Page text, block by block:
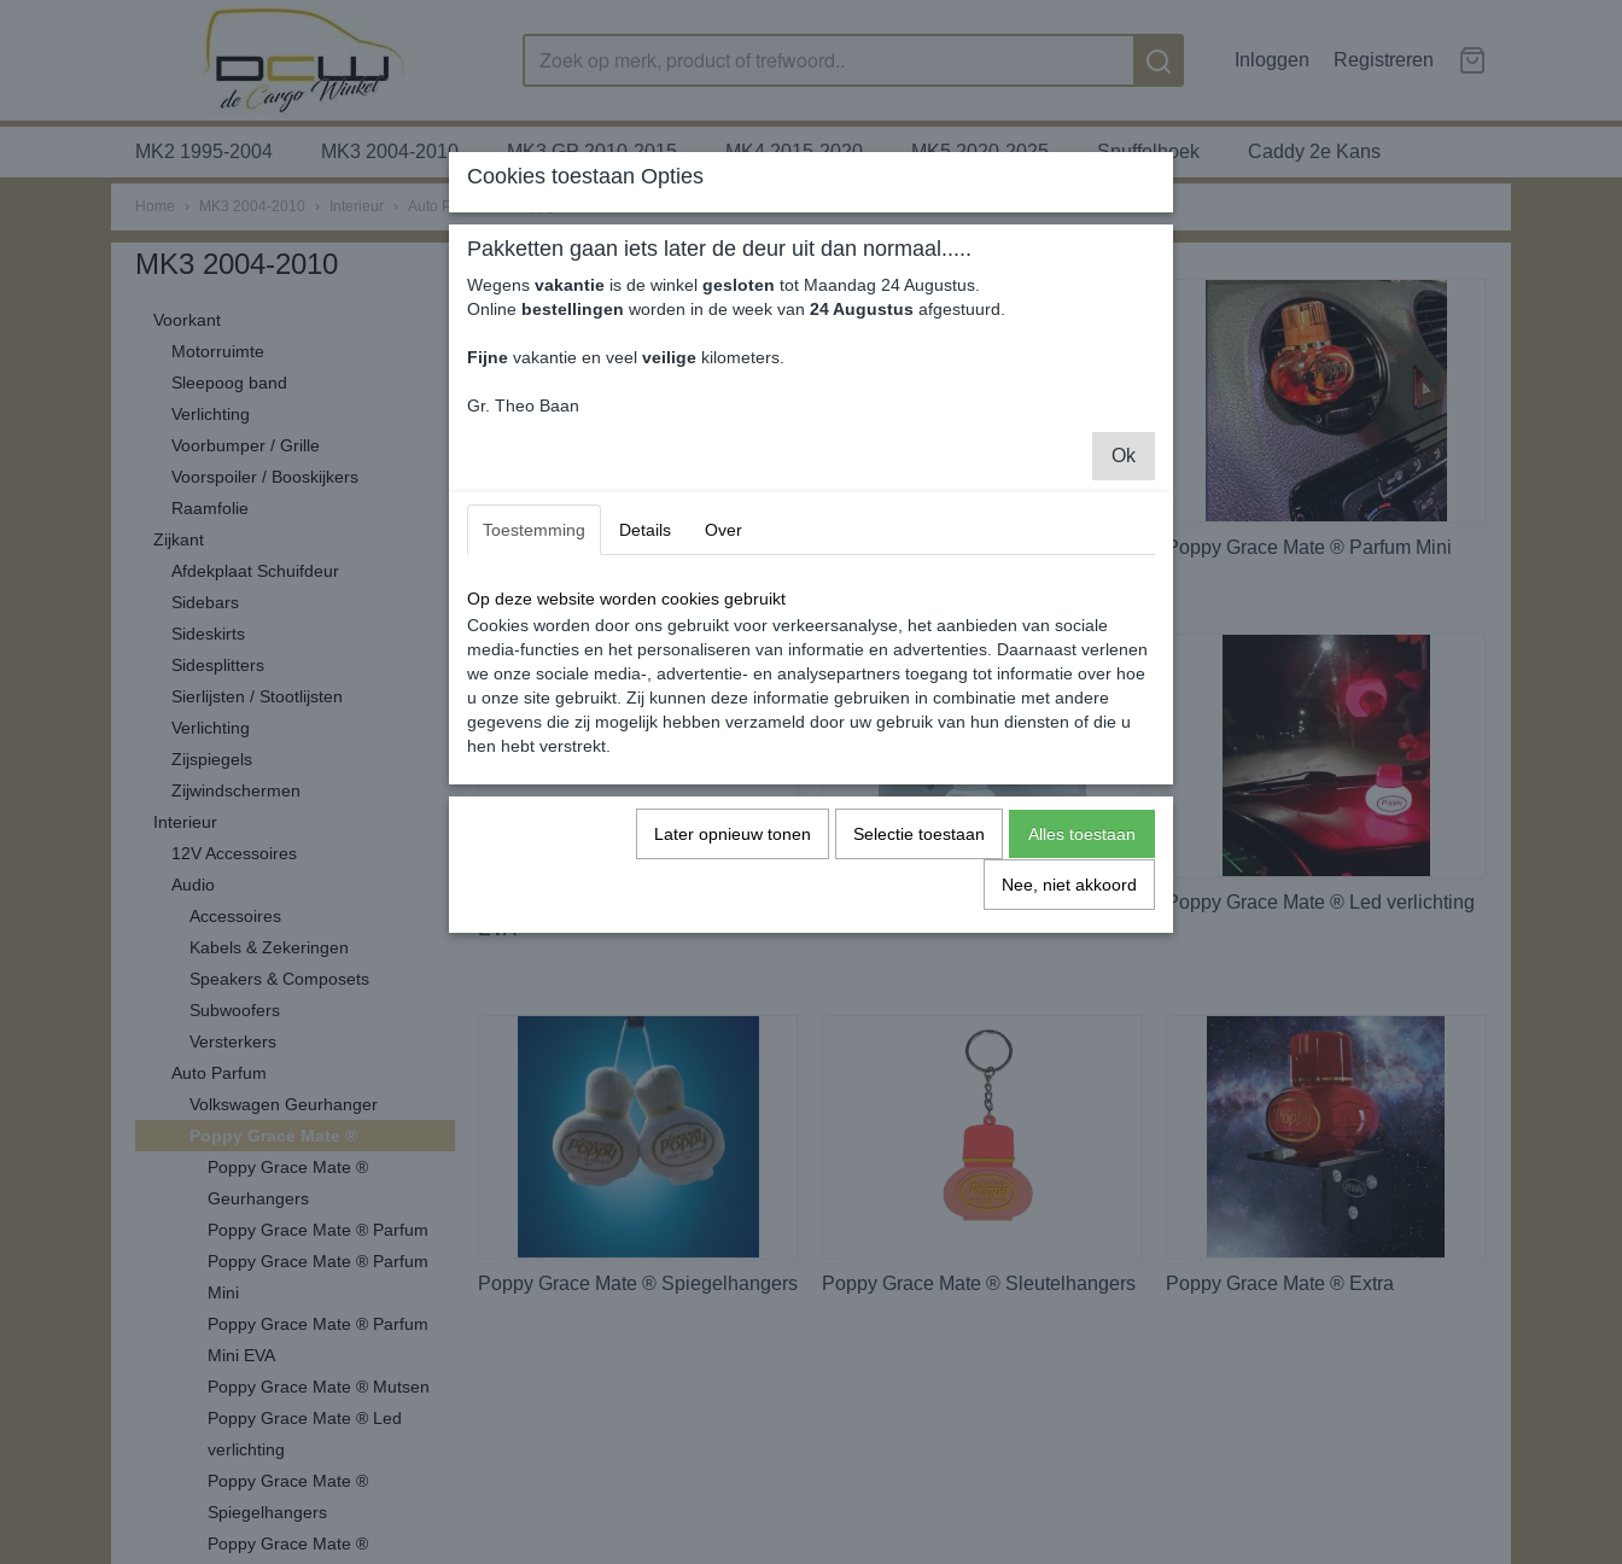
Inloggen Registreren
MK2 1995-2004 MK3 2004-2010 MK3 GP 2010-2015 MK4 2015-2020 MK5 2020-2025 Snuffelhoek Caddy 2e Kans
Home › MK3 2004-2010 › Interieur › Auto Parfum
MK3 2004-2010
Voorkant
Motorruimte
Sleepoog band
Verlichting
Voorbumper / Grille
Voorspoiler / Booskijkers
Raamfolie
Zijkant
Afdekplaat Schuifdeur
Sidebars
Sideskirts
Sidesplitters
Sierlijsten / Stootlijsten
Verlichting
Zijspiegels
Zijwindschermen
Interieur
12V Accessoires
Audio
Accessoires
Kabels & Zekeringen
Speakers & Composets
Subwoofers
Versterkers
Auto Parfum
Volkswagen Geurhanger
Poppy Grace Mate ®
Poppy Grace Mate ®
Geurhangers
Poppy Grace Mate ® Parfum
Poppy Grace Mate ® Parfum
Mini
Poppy Grace Mate ® Parfum
Mini EVA
Poppy Grace Mate ® Mutsen
Poppy Grace Mate ® Led
verlichting
Poppy Grace Mate ®
Spiegelhangers
Poppy Grace Mate ®
Poppy Grace Mate ® Parfum Mini
EVA
Poppy Grace Mate ® Led verlichting
Poppy Grace Mate ® Spiegelhangers Poppy Grace Mate ® Sleutelhangers Poppy Grace Mate ® Extra
Cookies toestaan Opties
Pakketten gaan iets later de deur uit dan normaal.....
Wegens vakantie is de winkel gesloten tot Maandag 24 Augustus.
Online bestellingen worden in de week van 24 Augustus afgestuurd.
Fijne vakantie en veel veilige kilometers.
Gr. Theo Baan
Ok
Toestemming Details Over
Op deze website worden cookies gebruikt
Cookies worden door ons gebruikt voor verkeersanalyse, het aanbieden van sociale
media-functies en het personaliseren van informatie en advertenties. Daarnaast verlenen
we onze sociale media-, advertentie- en analysepartners toegang tot informatie over hoe
u onze site gebruikt. Zij kunnen deze informatie gebruiken in combinatie met andere
gegevens die zij mogelijk hebben verzameld door uw gebruik van hun diensten of die u
hen hebt verstrekt.
Later opnieuw tonen Selectie toestaan Alles toestaan
Nee, niet akkoord